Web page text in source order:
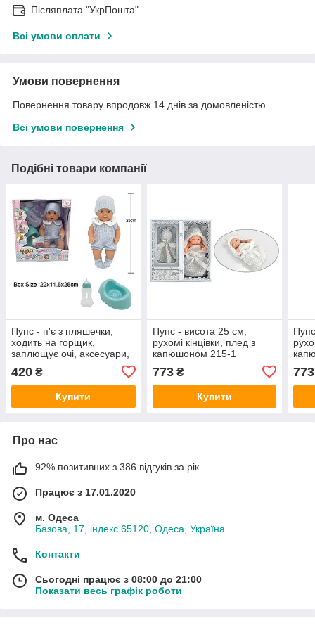
Післяплата "УкрПошта"
Всі умови оплати
Умови повернення
Повернення товару впродовж 14 днів за домовленістю
Всі умови повернення
Подібні товари компанії
Пупс - п'є з пляшечки,
ходить на горщик,
заплющує очі, аксесуари,
висота 25 см YL 2425 A-K
420 ₴
Купити
Пупс - висота 25 см,
рухомі кінцівки, плед з
капюшоном 215-1
773₴
Купити
773
Про нас
92% позитивних з 386 відгуків за рік
Працює з 17.01.2020
м. Одеса
Базова, 17, індекс 65120, Одеса, Україна
Контакти
Сьогодні працює з 08:00 до 21:00
Показати весь графік роботи